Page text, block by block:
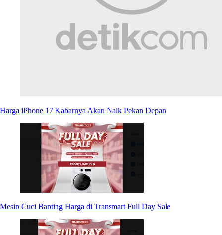
Harga iPhone 17 Kabarnya Akan Naik Pekan Depan
Mesin Cuci Banting Harga di Transmart Full Day Sale